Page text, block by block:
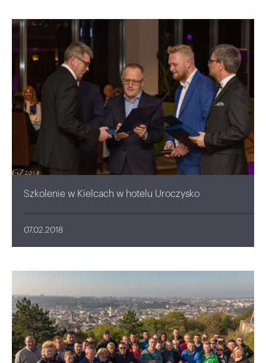
Szkolenie w Kielcach w hotelu Uroczysko
07.02.2018